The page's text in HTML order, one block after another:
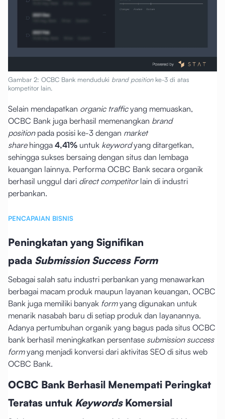
Gambar 2: OCBC Bank menduduki brand position ke-3 di atas
kompetitor lain.
Selain mendapatkan organic trafficyang memuaskan,
OCBC Bank juga berhasil memenangkan brand
position pada posisi ke-3 dengan market
share hingga 4,41% untuk keywordyang ditargetkan,
sehingga sukses bersaing dengan situs dan lembaga
keuangan lainnya. Performa OCBC Bank secara organik
berhasil unggul dari direct competitorlain di industri
perbankan.
PENCAPAIAN BISNIS
Peningkatan yang Signifikan
pada Submission Success Form
Sebagai salah satu industri perbankan yang menawarkan
berbagai macam produk maupun layanan keuangan, OCBC
Bank juga memiliki banyak formyang digunakan untuk
menarik nasabah baru di setiap produk dan layanannya.
Adanya pertumbuhan organik yang bagus pada situs OCBC
bank berhasil meningkatkan persentase submission success
formyang menjadi konversi dari aktivitas SEO di situs web
OCBC Bank.
OCBC Bank Berhasil Menempati Peringkat
Teratas untuk Keywords Komersial